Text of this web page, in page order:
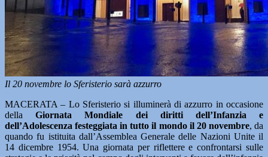
Il 20 novembre lo Sferisterio sarà azzurro
MACERATA – Lo Sferisterio si illuminerà di azzurro in occasione
dellaGiornata Mondiale dei diritti dell’Infanzia e
dell’Adolescenza festeggiata in tutto il mondo il 20 novembre, da
quando fu istituita dall’Assemblea Generale delle Nazioni Unite il
14 dicembre 1954. Una giornata per riflettere e confrontarsi sulle